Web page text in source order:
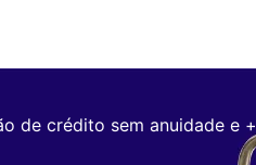
de crédito sem anuidade e +